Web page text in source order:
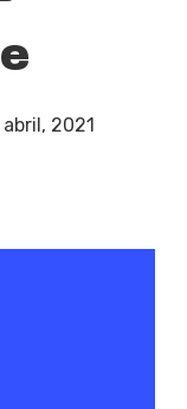
abril, 2021